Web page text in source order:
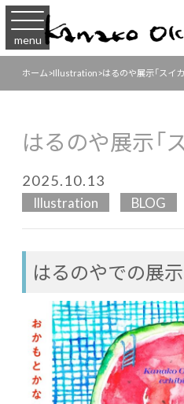
menu
ホーム>Illustration>はるのや展示「スイカ
はるのや展示「
2025.10.13
Illustration BLOG
はるのやでの展示